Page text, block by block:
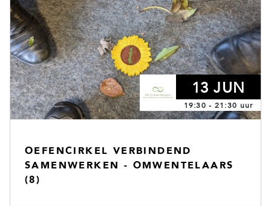
13 JUN
19:30 - 21:30 uur
OEFENCIRKEL VERBINDEND
SAMENWERKEN - OMWENTELAARS
(8)